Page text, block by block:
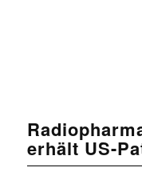
erhält US-